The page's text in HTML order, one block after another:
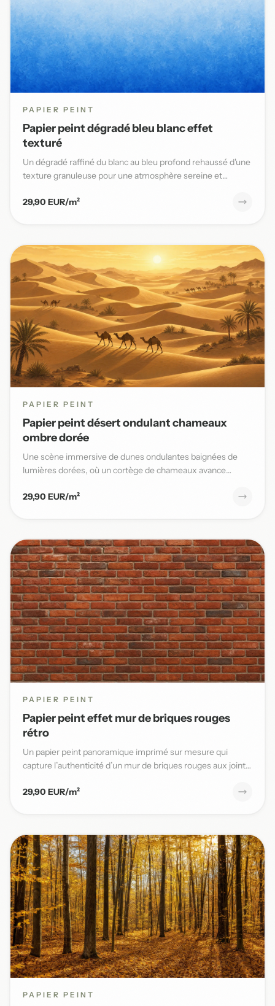
PAPIER PEINT
Papier peint dégradé bleu blanc effet
texturé
Un dégradé raffiné du blanc au bleu profond rehaussé d'une
texture granuleuse pour une atmosphère sereine et
29,90 EUR/m²
PAPIER PEINT
Papier peint désert ondulant chameaux
ombre dorée
Une scène immersive de dunes ondulantes baignées de
lumières dorées, où un cortège de chameaux avance
29,90 EUR/m²
PAPIER PEINT
Papier peint effet mur de briques rouges
rétro
Un papier peint panoramique imprimé sur mesure qui
capture l’authenticité d’un mur de briques rouges aux joints
29,90 EUR/m²
PAPIER PEINT